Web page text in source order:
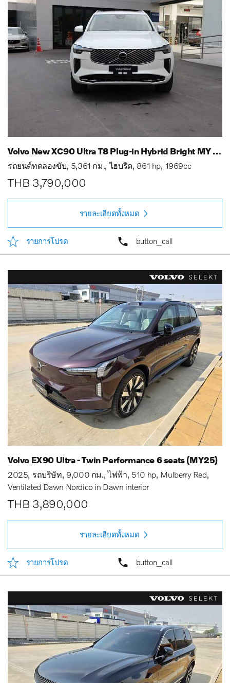
Volvo New XC90 Ultra T8 Plug-in Hybrid Bright MY 25
รถยนต์ทดลองขับ 5,361 กม. ไฮบริด 861 hp 1969cc
THB 3,790,000
รายละเอียดทั้งหมด
รายการโปรด button_call
Volvo EX90 Ultra - Twin Performance 6 seats (MY25)
2025 รถบริษัท 9,000 กม. ไฟฟ้า 510 hp Mulberry Red
Ventilated Dawn Nordico in Dawn interior
THB 3,890,000
รายละเอียดทั้งหมด
รายการโปรด button_call